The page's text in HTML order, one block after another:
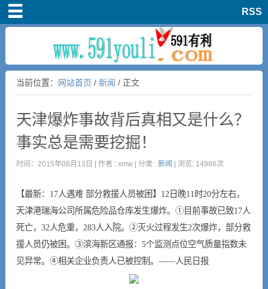
RSS
活动
杂谈
留言板
当前位置： 网站首页 / 新闻 / 正文
天津爆炸事故背后真相又是什么？
事实总是需要挖掘！
时间：2015年08月13日 | 作者 : xmw | 分类 : 新闻 | 浏览: 14986次
【最新：17人遇难 部分救援人员被困】12日晚11时20分左右，
天津港瑞海公司所属危险品仓库发生爆炸。①目前事故已致17人
死亡，32人危重，283人入院。②灭火过程发生2次爆炸，部分救
援人员仍被困。③滨海新区通报：5个监测点位空气质量指数未
见异常。④相关企业负责人已被控制。——人民日报